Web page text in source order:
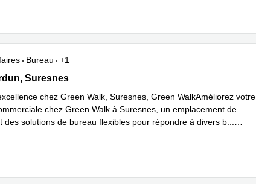
Bureau
+1
Suresnes
Suresnes
chez Green Walk, Suresnes, Green WalkAméliorez votre
chez Green Walk à Suresnes, un emplacement de
des solutions de bureau flexibles pour répondre à divers b